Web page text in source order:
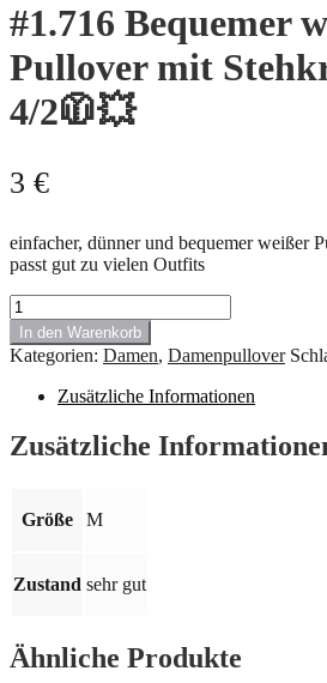
#1.716 Bequemer
Pullover mit
4/2🧥💥
3 €
einfacher, dünner und bequemer weißer
passt gut zu vielen Outfits
#1.716
Bequemer
weißer
Pullover
Stehkragen
Größe
4/2
Menge
In den Warenkorb
Kategorien: Damen, Damenpullover
Zusätzliche Informationen
Zusätzliche
Größe M
Zustand sehr gut
Ähnliche Produkte